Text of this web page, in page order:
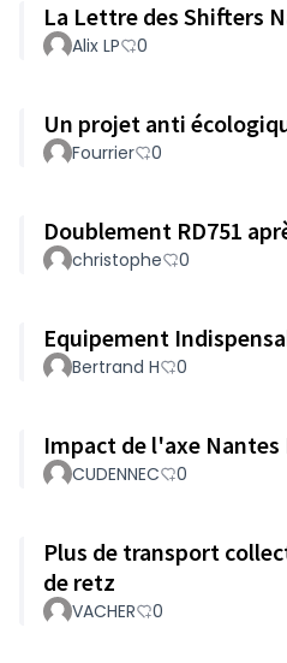
La Lettre des Shifters
Alix LP 0
Un projet anti
Fourrier 0
Doublement RD751
christophe 0
Equipement
Bertrand H 0
Impact de l'axe Nantes
CUDENNEC 0
Plus de transport
de retz
VACHER 0